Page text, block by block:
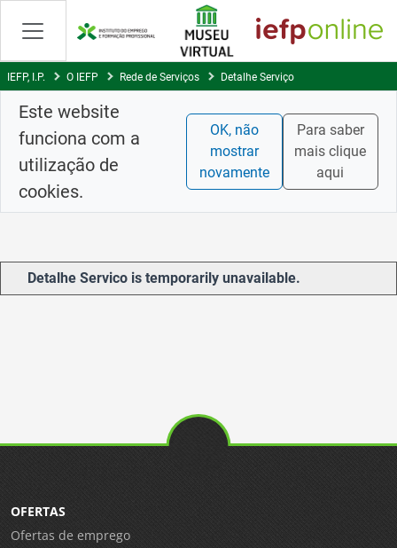
Skip
Content
IEFP, I.P. O IEFP Rede de Serviços Detalhe Serviço
Este website
funciona com a
utilização de
cookies.
OK, não
mostrar
novamente
Para saber
mais clique
aqui
Detalhe Servico is temporarily unavailable.
OFERTAS
Ofertas de emprego